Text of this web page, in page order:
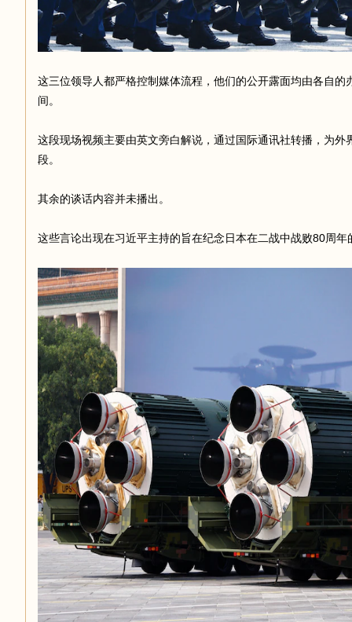
这三位领导人都严格控制媒体流程，他们的公开露面均由各自
间。
这段现场视频主要由英文旁白解说，通过国际通讯社转播，为
段。
其余的谈话内容并未播出。
这些言论出现在习近平主持的旨在纪念日本在二战中战败80周